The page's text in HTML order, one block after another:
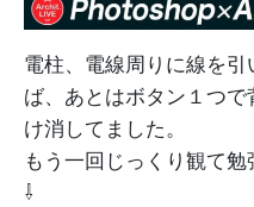
電柱、電線周りに線を
ば、あとはボタン１つ
け消してました。
もう一回じっくり観て勉
⇩